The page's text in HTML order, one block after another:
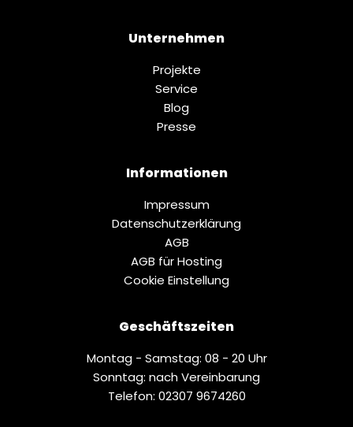
Unternehmen
Projekte
Service
Blog
Presse
Informationen
Impressum
Datenschutz­erklärung
AGB
AGB für Hosting
Cookie Einstellung
Geschäftszeiten
Montag - Samstag: 08 - 20 Uhr
Sonntag: nach Vereinbarung
Telefon: 02307 9674260